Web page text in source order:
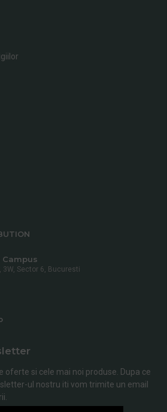
Campus
3W, Sector 6, Bucuresti
oferte si cele mai noi produse. Dupa ce
ul nostru iti vom trimite un email